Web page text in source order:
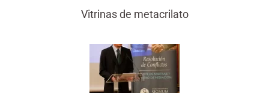
Vitrinas de metacrilato